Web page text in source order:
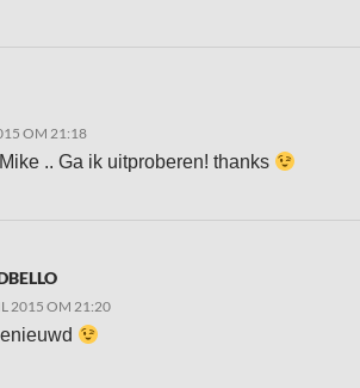
OM 21:18
.. Ga ik uitproberen! thanks
2015 OM 21:20